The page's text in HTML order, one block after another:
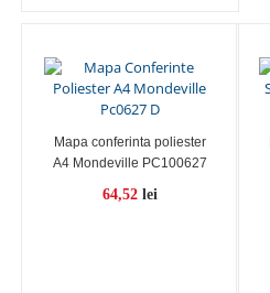
Mapa conferinta poliester
A4 Mondeville PC100627
64,52 lei